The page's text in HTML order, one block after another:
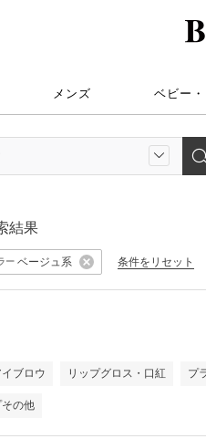
メンズ ベビー
結果
ー ベージュ系 条件をリセット
イブロウ リップグロス・口紅 プ
の他